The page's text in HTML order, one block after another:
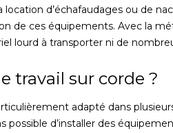
location d’échafaudages ou de
de ces équipements. Avec la
lourd à transporter ni de
travail sur corde ?
adapté dans
possible d’installer des